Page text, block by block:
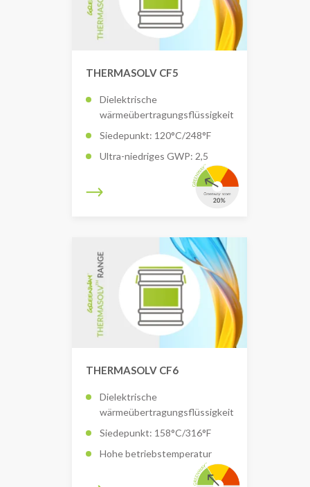
THERMASOLV CF5
Dielektrische
wärmeübertragungsflüssigkeit
Siedepunkt: 120°C/248°F
Ultra-niedriges GWP: 2,5
THERMASOLV CF6
Dielektrische
wärmeübertragungsflüssigkeit
Siedepunkt: 158°C/316°F
Hohe betriebstemperatur